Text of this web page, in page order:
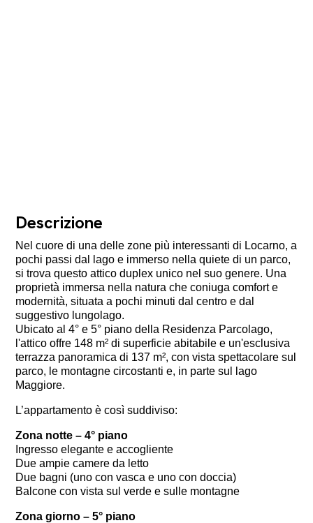
Descrizione
Nel cuore di una delle zone più interessanti di Locarno, a
pochi passi dal lago e immerso nella quiete di un parco,
si trova questo attico duplex unico nel suo genere. Una
proprietà immersa nella natura che coniuga comfort e
modernità, situata a pochi minuti dal centro e dal
suggestivo lungolago.
Ubicato al 4° e 5° piano della Residenza Parcolago,
l'attico offre 148 m² di superficie abitabile e un'esclusiva
terrazza panoramica di 137 m², con vista spettacolare sul
parco, le montagne circostanti e, in parte sul lago
Maggiore.
L’appartamento è così suddiviso:
Zona notte – 4° piano
Ingresso elegante e accogliente
Due ampie camere da letto
Due bagni (uno con vasca e uno con doccia)
Balcone con vista sul verde e sulle montagne
Zona giorno – 5° piano